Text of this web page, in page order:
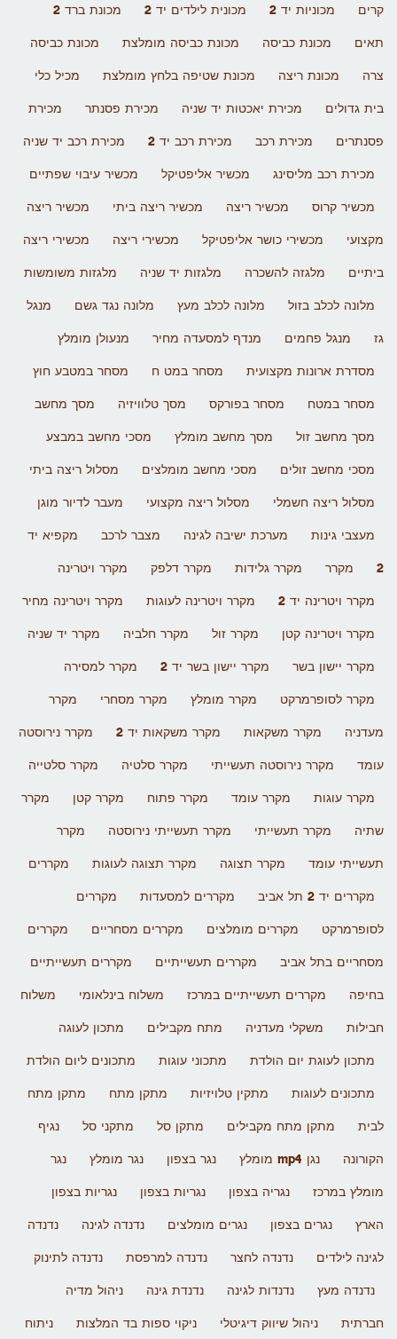
קרים
מכוניות יד 2 מכונית לילדים יד 2
מכונת ברד 2
תאים
מכונת כביסה מכונת כביסה מומלצת
מכונת כביסה
צרה
מכונת ריצה מכונת שטיפה בלחץ מומלצת
מכיל כלי
בית גדולים
מכירת יאכטות יד שניה מכירת פסנתר
מכירת
פסנתרים
מכירת רכב מכירת רכב יד 2
מכירת רכב יד שניה
מכירת רכב מליסינג
מכשיר אליפטיקל
מכשיר עיבוי שפתיים
מכשיר קרוס
מכשיר ריצה מכשיר ריצה ביתי
מכשיר ריצה
מקצועי
מכשירי כושר אליפטיקל מכשירי ריצה
מכשירי ריצה
ביתיים
מלגזה להשכרה מלגזות יד שניה
מלגזות משומשות
מלונה לכלב בזול
מלונה לכלב מעץ מלונה נגד גשם
מנגל
גז
מנגל פחמים מנדף למסעדה מחיר
מנעולן מומלץ
מסדרת ארונות מקצועית
מסחר במט ח
מסחר במטבע חוץ
מסחר במטח
מסחר בפורקס מסך טלוויזיה
מסך מחשב
מסך מחשב זול
מסך מחשב מומלץ
מסכי מחשב במבצע
מסכי מחשב זולים
מסכי מחשב מומלצים
מסלול ריצה ביתי
מסלול ריצה חשמלי
מסלול ריצה מקצועי
מעבר לדיור מוגן
מעצבי גינות
מערכת ישיבה לגינה מצבר לרכב
מקפיא יד
2
מקרר מקרר גלידות מקרר דלפק
מקרר ויטרינה
מקרר ויטרינה יד 2
מקרר ויטרינה לעוגות
מקרר ויטרינה מחיר
מקרר ויטרינה קטן
מקרר זול מקרר חלביה
מקרר יד שניה
מקרר יישון בשר
מקרר יישון בשר יד 2
מקרר למסירה
מקרר לסופרמרקט
מקרר מומלץ מקרר מסחרי
מקרר
מעדניה
מקרר משקאות מקרר משקאות יד 2
מקרר נירוסטה
עומד
מקרר נירוסטה תעשייתי מקרר סלטיה
מקרר סלטייה
מקרר עוגות
מקרר עומד מקרר פתוח מקרר קטן
מקרר
שתיה
מקרר תעשייתי מקרר תעשייתי נירוסטה
מקרר
תעשייתי עומד
מקרר תצוגה מקרר תצוגה לעוגות
מקררים
מקררים יד 2 תל אביב
מקררים למסעדות
מקררים
לסופרמרקט
מקררים מומלצים מקררים מסחריים
מקררים
מסחריים בתל אביב
מקררים תעשייתיים
מקררים תעשייתיים
בחיפה
מקררים תעשייתיים במרכז משלוח בינלאומי
משלוח
חבילות
משקלי מעדניה מתח מקבילים
מתכון לעוגה
מתכון לעוגת יום הולדת
מתכוני עוגות
מתכונים ליום הולדת
מתכונים לעוגות
מתקין טלויזיות מתקן מתח
מתקן מתח
לבית
מתקן מתח מקבילים מתקן סל מתקני סל
נגיף
הקורונה
נגן mp4 מומלץ נגר בצפון נגר מומלץ
נגר
מומלץ במרכז
נגריה בצפון נגריות בצפון
נגריות בצפון
הארץ
נגרים בצפון נגרים מומלצים נדנדה לגינה
נדנדה
לגינה לילדים
נדנדה לחצר נדנדה למרפסת
נדנדה לתינוק
נדנדה מעץ
נדנדות לגינה נדנדת גינה
ניהול מדיה
חברתית
ניהול שיווק דיגיטלי ניקוי ספות בד המלצות ניתוח